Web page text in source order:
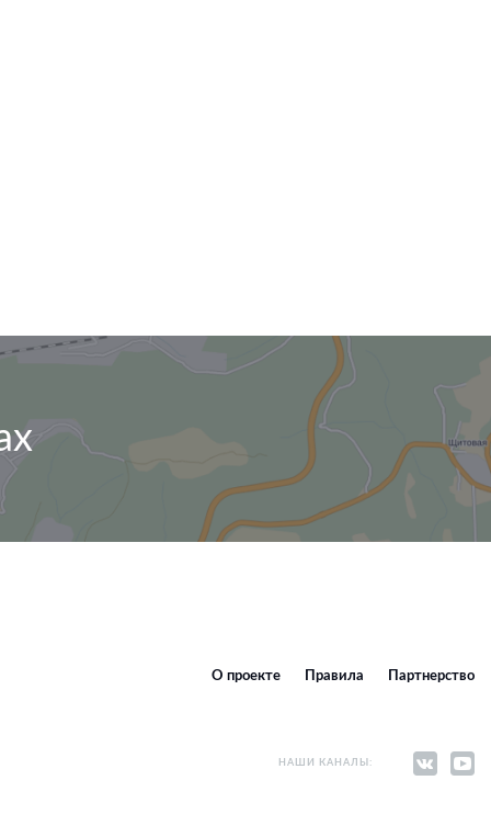
О проекте Правила Партнерство
НАШИ КАНАЛЫ: